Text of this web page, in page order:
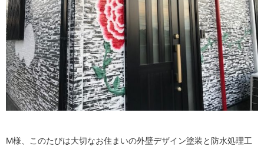
M様、このたびは大切なお住まいの外壁デザイン塗装と防水処理工